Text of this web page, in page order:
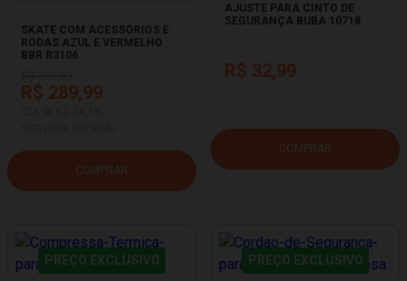
SKATE COM ACESSÓRIOS E
RODAS AZUL E VERMELHO
BBR R3106
R$ 289,99
COMPRAR
AJUSTE PARA CINTO DE
SEGURANÇA BUBA 10718
R$ 32,99
COMPRAR
PREÇO EXCLUSIVO PREÇO EXCLUSIVO